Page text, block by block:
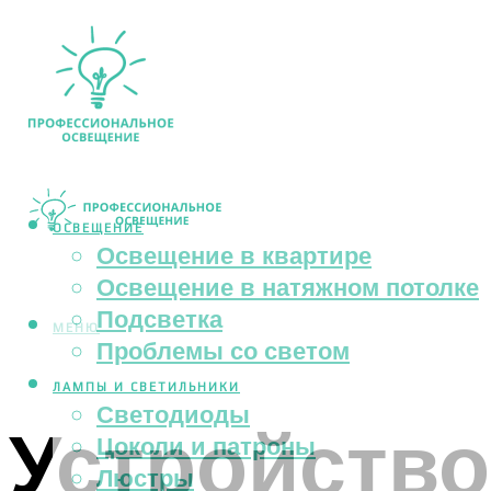
ОСВЕЩЕНИЕ
Освещение в квартире
Освещение в натяжном потолке
Подсветка
Проблемы со светом
ЛАМПЫ И СВЕТИЛЬНИКИ
Светодиоды
Цоколи и патроны
Люстры
МЕНЮ